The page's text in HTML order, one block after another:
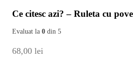
Ce citesc azi? – Ruleta cu
Evaluat la0 din 5
68,00lei